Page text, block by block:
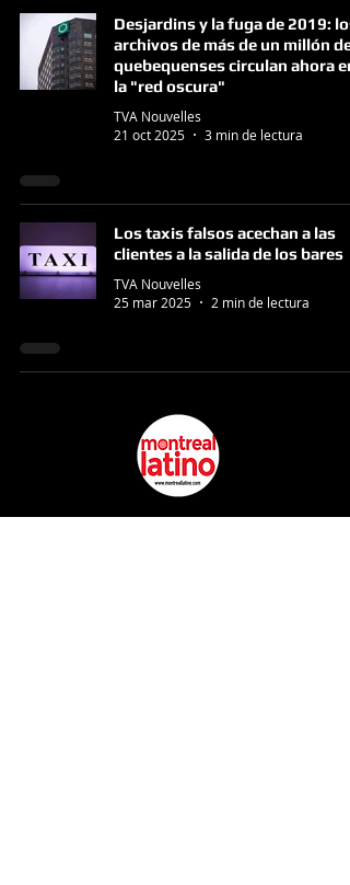
Desjardins y la fuga de 2019: los
archivos de más de un millón de
quebequenses circulan ahora en
la "red oscura"
TVA Nouvelles
21 oct 2025
3 min de lectura
Los taxis falsos acechan a las
clientes a la salida de los bares
TVA Nouvelles
25 mar 2025
2 min de lectura